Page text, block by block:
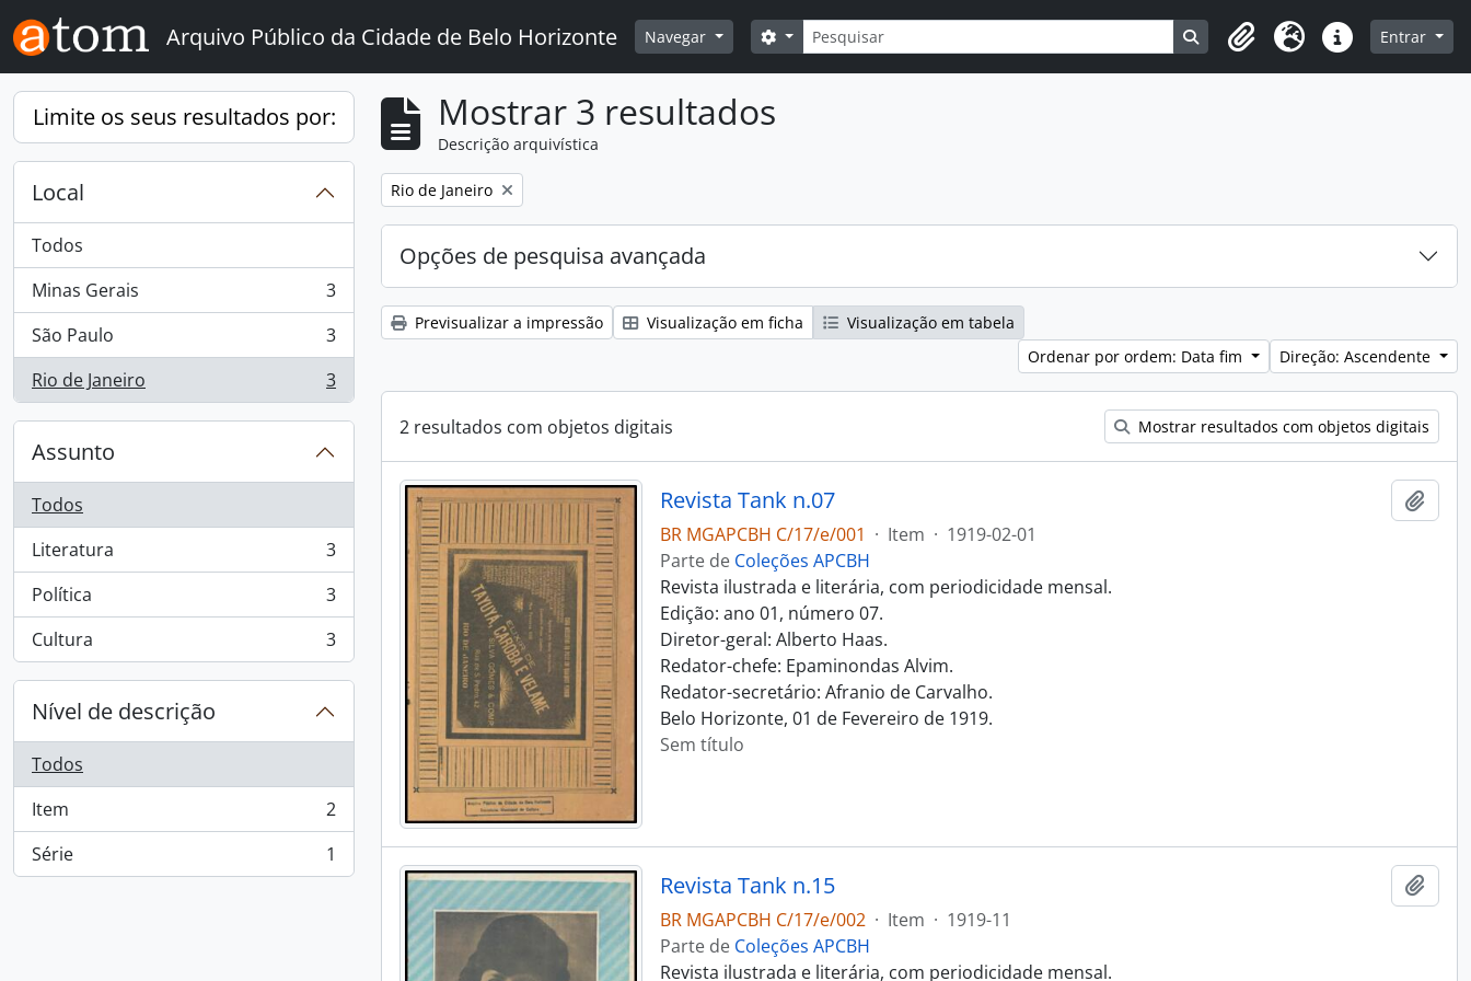
Skip to main content
Arquivo Público da Cidade de Belo Horizonte Navegar Pesquisar
Search options Search in browse page
Área de transferência
Idioma Ligações rápidas
Entrar
Limite os seus resultados por:
Local
Todos
Minas Gerais
, 3 resultados
3
São Paulo
, 3 resultados
3
Rio de Janeiro
, 3 resultados 3
Assunto
Todos
Literatura
, 3 resultados
3
Política
, 3 resultados
3
Cultura
, 3 resultados 3
Nível de descrição
Todos
Item
, 2 resultados
2
Série
, 1 resultados 1
Mostrar 3 resultados
Descrição arquivística
Remove filter:
Rio de Janeiro
Opções de pesquisa avançada
Previsualizar a impressão Visualização em ficha
Visualização em tabela
Ordenar por ordem: Data fim
Direção: Ascendente
2 resultados com objetos digitais Mostrar resultados com objetos digitais
Revista Tank n.07
BR MGAPCBH C/17/e/001 · Item · 1919-02-01
Parte de Coleções APCBH
Revista ilustrada e literária, com periodicidade mensal.
Edição: ano 01, número 07.
Diretor-geral: Alberto Haas.
Redator-chefe: Epaminondas Alvim.
Redator-secretário: Afranio de Carvalho.
Belo Horizonte, 01 de Fevereiro de 1919.
Sem título
Revista Tank n.15
BR MGAPCBH C/17/e/002 · Item · 1919-11
Parte de Coleções APCBH
Revista ilustrada e literária, com periodicidade mensal.